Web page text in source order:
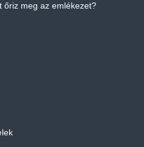
őriz meg az emlékezet?